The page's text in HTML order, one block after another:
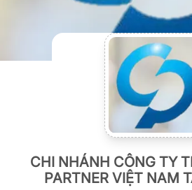
CHI NHÁNH CÔNG TY
PARTNER VIỆT NAM